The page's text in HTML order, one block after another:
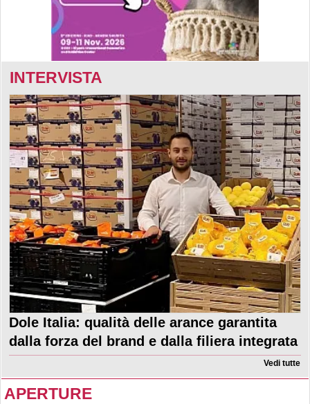
INTERVISTA
Dole Italia: qualità delle arance garantita
dalla forza del brand e dalla filiera integrata
Vedi tutte
APERTURE